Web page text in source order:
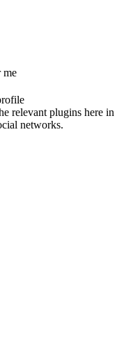
me
relevant plugins here in
networks.